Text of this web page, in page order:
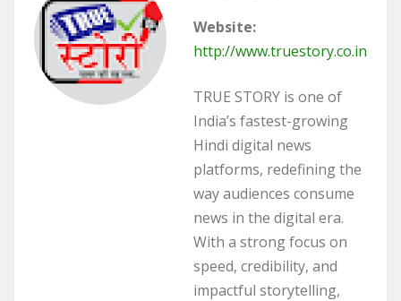
Website:
http://www.truestory.co.in
TRUE STORY is one of
India’s fastest-growing
Hindi digital news
platforms, redefining the
way audiences consume
news in the digital era.
With a strong focus on
speed, credibility, and
impactful storytelling,